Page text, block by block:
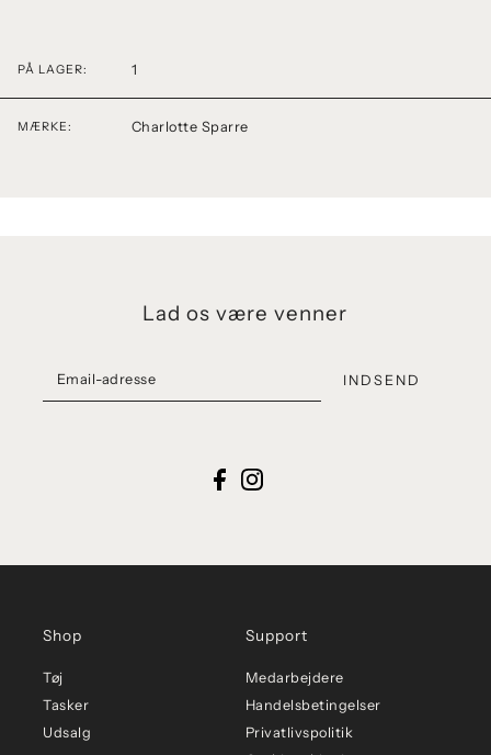
PÅ LAGER: 1
MÆRKE: Charlotte Sparre
Shop
Tøj
Tasker
Udsalg
Support
Medarbejdere
Handelsbetingelser
Privatlivspolitik
Lad os være venner
INDSEND